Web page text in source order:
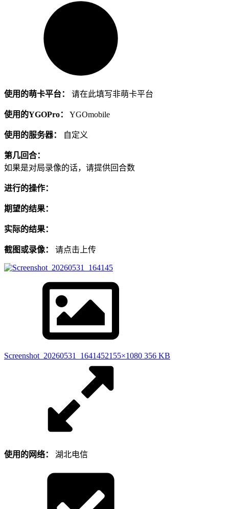
使用的萌卡平台： 请在此填写非萌卡平台
使用的YGOPro： YGOmobile
使用的服务器： 自定义
第几回合：
如果是对局录像的话，请提供回合数
进行的操作：
期望的结果：
实际的结果：
截图或录像： 请点击上传
Screenshot_20260531_1641452155×1080 356 KB
使用的网络： 湖北电信